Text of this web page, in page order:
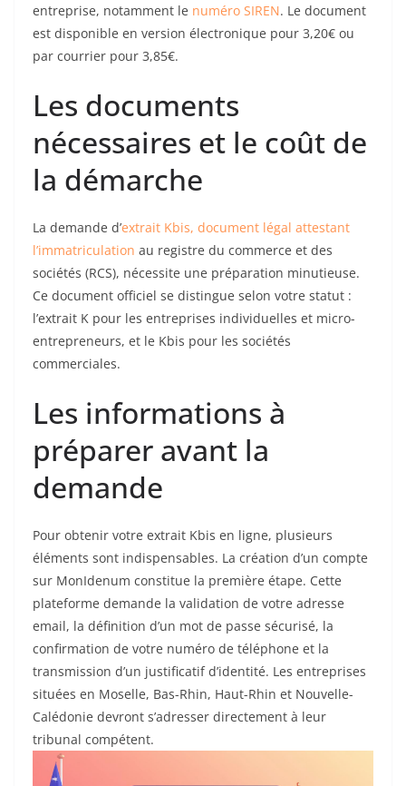
entreprise, notamment le numéro SIREN. Le document
est disponible en version électronique pour 3,20€ ou
par courrier pour 3,85€.
Les documents
nécessaires et le coût de
la démarche
La demande d’extrait Kbis, document légal attestant
l’immatriculation au registre du commerce et des
sociétés (RCS), nécessite une préparation minutieuse.
Ce document officiel se distingue selon votre statut :
l’extrait K pour les entreprises individuelles et micro-
entrepreneurs, et le Kbis pour les sociétés
commerciales.
Les informations à
préparer avant la
demande
Pour obtenir votre extrait Kbis en ligne, plusieurs
éléments sont indispensables. La création d’un compte
sur MonIdenum constitue la première étape. Cette
plateforme demande la validation de votre adresse
email, la définition d’un mot de passe sécurisé, la
confirmation de votre numéro de téléphone et la
transmission d’un justificatif d’identité. Les entreprises
situées en Moselle, Bas-Rhin, Haut-Rhin et Nouvelle-
Calédonie devront s’adresser directement à leur
tribunal compétent.